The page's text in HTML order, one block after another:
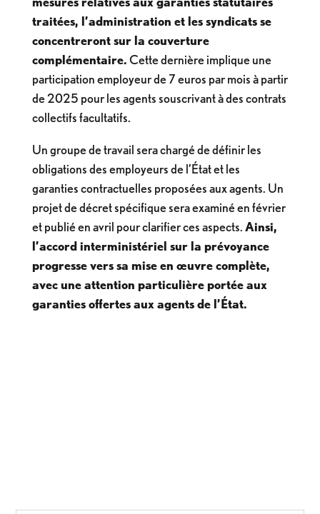
traitées, l’administration et les syndicats se
concentreront sur la couverture
complémentaire.Cette dernière implique une
participation employeur de 7 euros par mois à partir
de 2025 pour les agents souscrivant à des contrats
collectifs facultatifs.
Un groupe de travail sera chargé de définir les
obligations des employeurs de l’État et les
garanties contractuelles proposées aux agents. Un
projet de décret spécifique sera examiné en février
et publié en avril pour clarifier ces aspects.Ainsi,
l’accord interministériel sur la prévoyance
progresse vers sa mise en œuvre complète,
avec une attention particulière portée aux
garanties offertes aux agents de l’État.